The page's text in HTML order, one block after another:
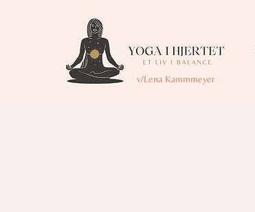
v/Lena Kammmeyer